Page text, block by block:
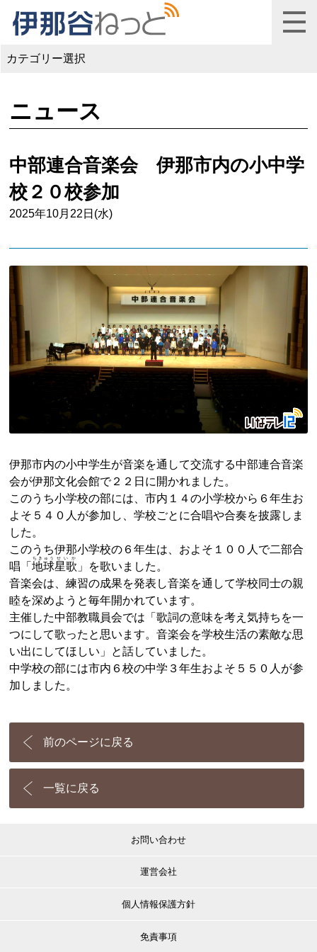
カテゴリー選択
ニュース
中部連合音楽会 伊那市内の小中学
校２０校参加
2025年10月22日(水)
伊那市内の小中学生が音楽を通して交流する中部連合音楽
会が伊那文化会館で２２日に開かれました。
このうち小学校の部には、市内１４の小学校から６年生お
よそ５４０人が参加し、学校ごとに合唱や合奏を披露しま
した。
このうち伊那小学校の６年生は、およそ１００人で二部合
唱「地球
ちきゅう
星歌
せいか
」を歌いました。
音楽会は、練習の成果を発表し音楽を通して学校同士の親
睦を深めようと毎年開かれています。
主催した中部教職員会では「歌詞の意味を考え気持ちを一
つにして歌ったと思います。音楽会を学校生活の素敵な思
い出にしてほしい」と話していました。
中学校の部には市内６校の中学３年生およそ５５０人が参
加しました。
前のページに戻る
一覧に戻る
お問い合わせ
運営会社
個人情報保護方針
免責事項